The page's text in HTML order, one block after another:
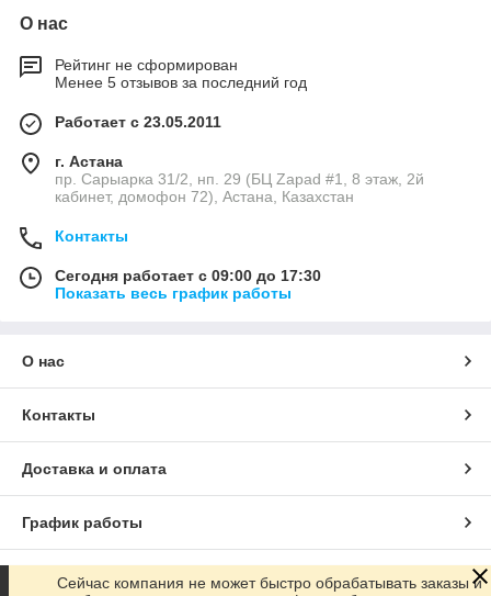
О нас
Рейтинг не сформирован
Менее 5 отзывов за последний год
Работает с 23.05.2011
г. Астана
пр. Сарыарка 31/2, нп. 29 (БЦ Zapad #1, 8 этаж, 2й
кабинет, домофон 72), Астана, Казахстан
Контакты
Сегодня работает с 09:00 до 17:30
Показать весь график работы
О нас
Контакты
Доставка и оплата
График работы
Полная версия сайта
Сейчас компания не может быстро обрабатывать заказы и